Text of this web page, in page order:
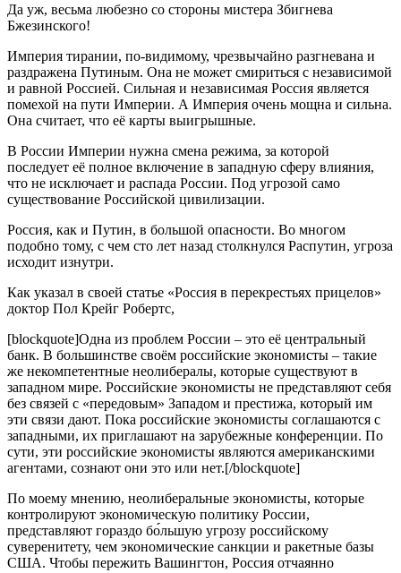
Да уж, весьма любезно со стороны мистера Збигнева
Бжезинского!
Империя тирании, по-видимому, чрезвычайно разгневана и
раздражена Путиным. Она не может смириться с независимой
и равной Россией. Сильная и независимая Россия является
помехой на пути Империи. А Империя очень мощна и сильна.
Она считает, что её карты выигрышные.
В России Империи нужна смена режима, за которой
последует её полное включение в западную сферу влияния,
что не исключает и распада России. Под угрозой само
существование Российской цивилизации.
Россия, как и Путин, в большой опасности. Во многом
подобно тому, с чем сто лет назад столкнулся Распутин, угроза
исходит изнутри.
Как указал в своей статье «Россия в перекрестьях прицелов»
доктор Пол Крейг Робертс,
[blockquote]Одна из проблем России – это её центральный
банк. В большинстве своём российские экономисты – такие
же некомпетентные неолибералы, которые существуют в
западном мире. Российские экономисты не представляют себя
без связей с «передовым» Западом и престижа, который им
эти связи дают. Пока российские экономисты соглашаются с
западными, их приглашают на зарубежные конференции. По
сути, эти российские экономисты являются американскими
агентами, сознают они это или нет.[/blockquote]
По моему мнению, неолиберальные экономисты, которые
контролируют экономическую политику России,
представляют гораздо бо́́льшую угрозу российскому
суверенитету, чем экономические санкции и ракетные базы
США. Чтобы пережить Вашингтон, Россия отчаянно